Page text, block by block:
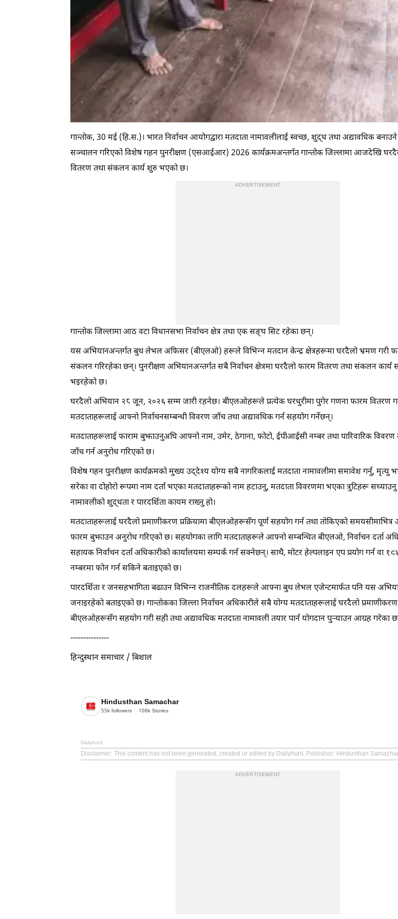
गान्तोक, 30 मई (हि.स.)। भारत निर्वाचन आयोगद्वारा मतदाता नामावलीलाई स्वच्छ, शुद्ध तथा अद्यावधिक
सञ्चालन गरिएको विशेष गहन पुनरीक्षण (एसआईआर) 2026 कार्यक्रमअन्तर्गत गान्तोक जिल्लामा आजदेखि
वितरण तथा संकलन कार्य शुरु भएको छ।
ADVERTISEMENT
गान्तोक जिल्लामा आठ वटा विधानसभा निर्वाचन क्षेत्र तथा एक सङ्घ सिट रहेका छन्।
यस अभियानअन्तर्गत बुथ लेभल अफिसर (बीएलओ) हरूले विभिन्न मतदान केन्द्र क्षेत्रहरूमा घरदैलो भ्रमण गरी
संकलन गरिरहेका छन्। पुनरीक्षण अभियानअन्तर्गत सबै निर्वाचन क्षेत्रमा घरदैलो फारम वितरण तथा संकलन कार्य
भइरहेको छ।
घरदैलो अभियान २८ जून, २०२६ सम्म जारी रहनेछ। बीएलओहरूले प्रत्येक घरधुरीमा पुगेर गणना फारम वितरण
मतदाताहरूलाई आफ्नो निर्वाचनसम्बन्धी विवरण जाँच तथा अद्यावधिक गर्न सहयोग गर्नेछन्।
मतदाताहरूलाई फाराम बुझाउनुअघि आफ्नो नाम, उमेर, ठेगाना, फोटो, ईपीआईसी नम्बर तथा पारिवारिक विवरण
जाँच गर्न अनुरोध गरिएको छ।
विशेष गहन पुनरीक्षण कार्यक्रमको मुख्य उद्देश्य योग्य सबै नागरिकलाई मतदाता नामावलीमा समावेश गर्नु, मृत्यु
सरेका वा दोहोरो रूपमा नाम दर्ता भएका मतदाताहरूको नाम हटाउनु, मतदाता विवरणमा भएका त्रुटिहरू
नामावलीको शुद्धता र पारदर्शिता कायम राख्नु हो।
मतदाताहरूलाई घरदैलो प्रमाणीकरण प्रक्रियामा बीएलओहरूसँग पूर्ण सहयोग गर्न तथा तोकिएको
फारम बुझाउन अनुरोध गरिएको छ। सहयोगका लागि मतदाताहरूले आफ्नो सम्बन्धित बीएलओ, निर्वाचन दर्ता
सहायक निर्वाचन दर्ता अधिकारीको कार्यालयमा सम्पर्क गर्न सक्नेछन्। साथै, मोटर हेल्पलाइन एप प्रयोग गर्न वा
नम्बरमा फोन गर्न सकिने बताइएको छ।
पारदर्शिता र जनसहभागिता बढाउन विभिन्न राजनीतिक दलहरूले आफ्ना बुथ लेभल एजेन्टमार्फत पनि यस
जनाइरहेको बताइएको छ। गान्तोकका जिल्ला निर्वाचन अधिकारीले सबै योग्य मतदाताहरूलाई घरदैलो प्रमाणीकरण
बीएलओहरूसँग सहयोग गरी सही तथा अद्यावधिक मतदाता नामावली तयार पार्न योगदान पुर्‍याउन आग्रह गरेका
---------------
हिन्दुस्थान समाचार / बिशाल
Hindusthan Samachar
55k followers 108k Stories
Dailyhunt
Disclaimer: This content has not been generated, created or edited by Dailyhunt. Publisher: Hindusthan
ADVERTISEMENT